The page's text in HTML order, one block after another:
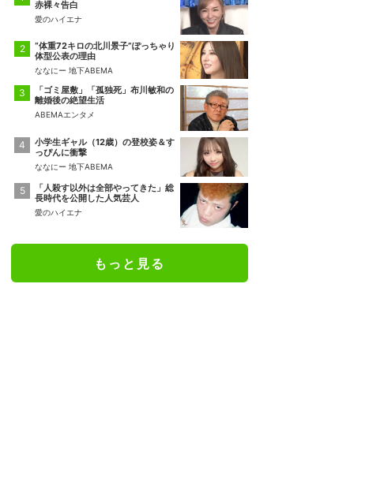
赤裸々告白
愛のハイエナ
“体重72キロの北川景子”ぽっちゃり
体型公表の理由
ななにー 地下ABEMA
「ゴミ屋敷」「孤独死」布川敏和の
離婚後の絶望生活
ABEMAエンタメ
小学生ギャル（12歳）の登校姿＆す
っぴんに衝撃
ななにー 地下ABEMA
「人殺す以外は全部やってきた」総
長時代を公開した人気芸人
愛のハイエナ
もっと見る